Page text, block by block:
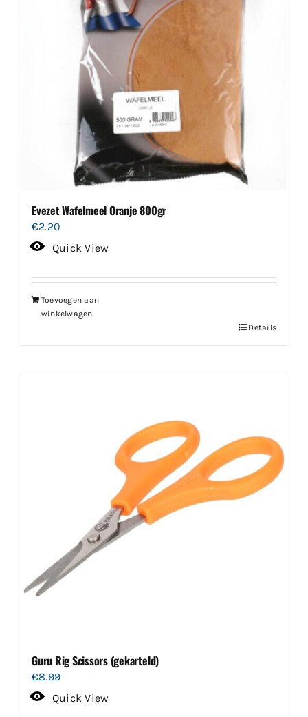
Evezet Wafelmeel Oranje 800gr
€2.20
Quick View
Toevoegen aan
winkelwagen
Details
Guru Rig Scissors (gekarteld)
€8.99
Quick View